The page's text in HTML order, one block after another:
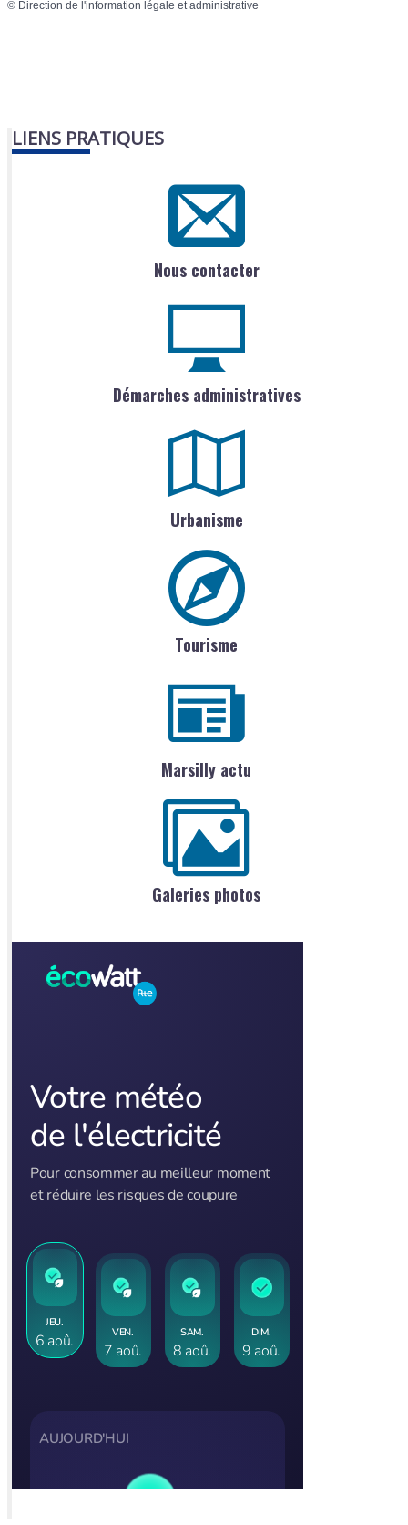
© Direction de l'information légale et administrative
LIENS PRATIQUES
Nous contacter
Démarches administratives
Urbanisme
Tourisme
Marsilly actu
Galeries photos